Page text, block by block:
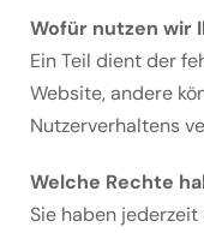
Wofür nutzen wir
Ein Teil dient der
Website, andere
Nutzerverhaltens
Welche Rechte
Sie haben